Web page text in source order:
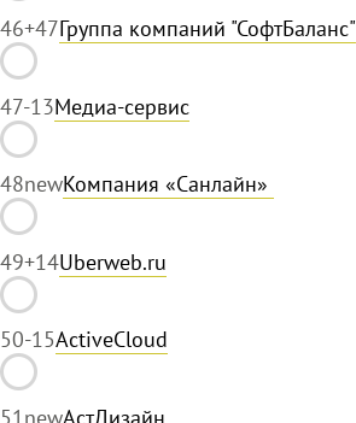
46+47Группа компаний "СофтБаланс"
47-13Медиа-сервис
48newКомпания «Санлайн»
49+14Uberweb.ru
50-15ActiveCloud